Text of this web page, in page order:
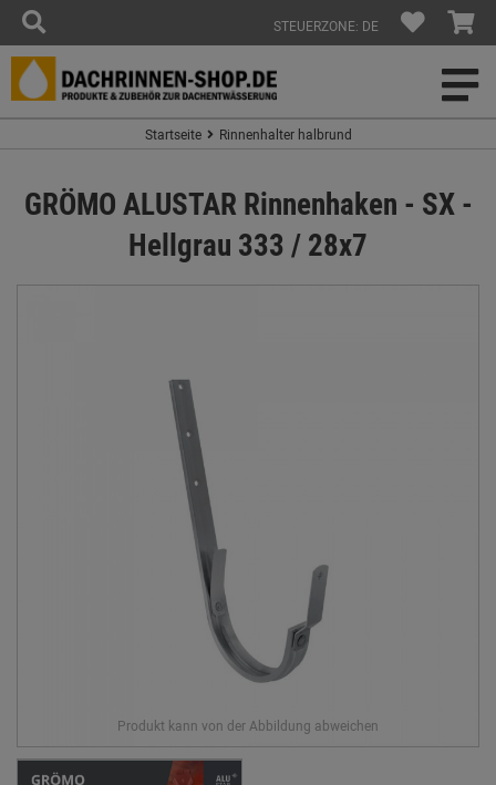
STEUERZONE: DE
Startseite Rinnenhalter halbrund
GRÖMO ALUSTAR Rinnenhaken - SX -
Hellgrau 333 / 28x7